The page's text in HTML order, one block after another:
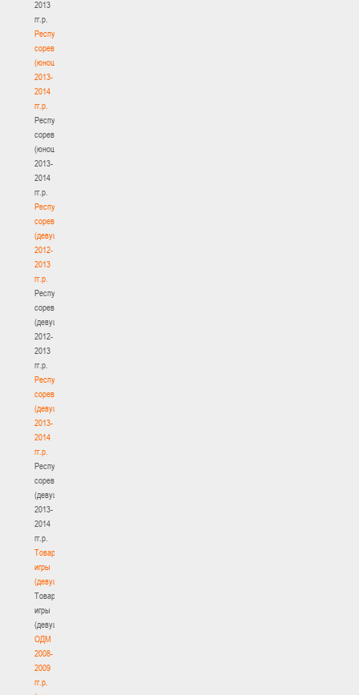
2013
гг.р.
Республиканские
соревнования
(юноши)
2013-
2014
гг.р.
Республиканские
соревнования
(юноши)
2013-
2014
гг.р.
Республиканские
соревнования
(девушки)
2012-
2013
гг.р.
Республиканские
соревнования
(девушки)
2012-
2013
гг.р.
Республиканские
соревнования
(девушки)
2013-
2014
гг.р.
Республиканские
соревнования
(девушки)
2013-
2014
гг.р.
Товарищеские
игры
(девушки)
Товарищеские
игры
(девушки)
ОДМ
2008-
2009
гг.р.